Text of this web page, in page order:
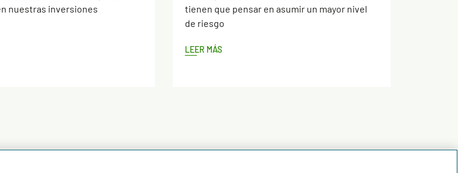
nuestras inversiones
tienen que pensar en asumir un mayor nivel
de riesgo
LEER MÁS